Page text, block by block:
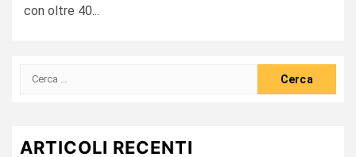
con oltre 40...
Ricerca
ARTICOLI RECENTI